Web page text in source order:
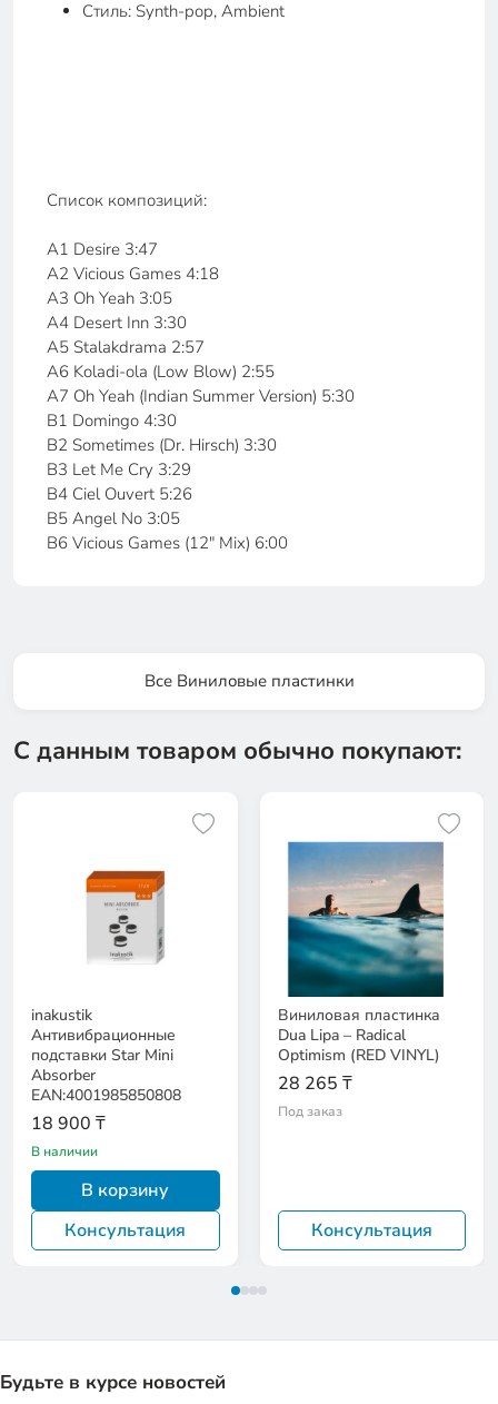
Стиль: Synth-pop, Ambient
Список композиций:
A1 Desire 3:47
A2 Vicious Games 4:18
A3 Oh Yeah 3:05
A4 Desert Inn 3:30
A5 Stalakdrama 2:57
A6 Koladi-ola (Low Blow) 2:55
A7 Oh Yeah (Indian Summer Version) 5:30
B1 Domingo 4:30
B2 Sometimes (Dr. Hirsch) 3:30
B3 Let Me Cry 3:29
B4 Ciel Ouvert 5:26
B5 Angel No 3:05
B6 Vicious Games (12" Mix) 6:00
Все Виниловые пластинки
С данным товаром обычно покупают:
inakustik
Антивибрационные
подставки Star Mini
Absorber
EAN:4001985850808
18 900 ₸
В наличии
В корзину
Консультация
Виниловая пластинка
Dua Lipa – Radical
Optimism (RED VINYL)
28 265 ₸
Под заказ
Консультация
Будьте в курсе новостей